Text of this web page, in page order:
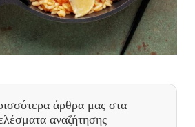
άρθρα μας στα
αναζήτησης